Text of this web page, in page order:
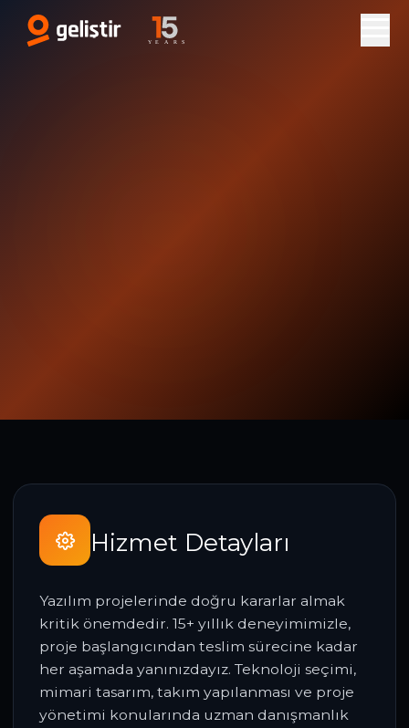
Hizmet Detayları
Yazılım projelerinde doğru kararlar almak
kritik önemdedir. 15+ yıllık deneyimimizle,
proje başlangıcından teslim sürecine kadar
her aşamada yanınızdayız. Teknoloji seçimi,
mimari tasarım, takım yapılanması ve proje
yönetimi konularında uzman danışmanlık